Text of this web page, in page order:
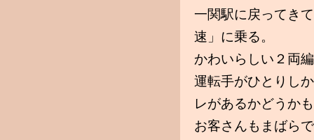
一関駅に戻ってき
速」に乗る。
かわいらしい２両
運転手がひとりし
レがあるかどうか
お客さんもまばら